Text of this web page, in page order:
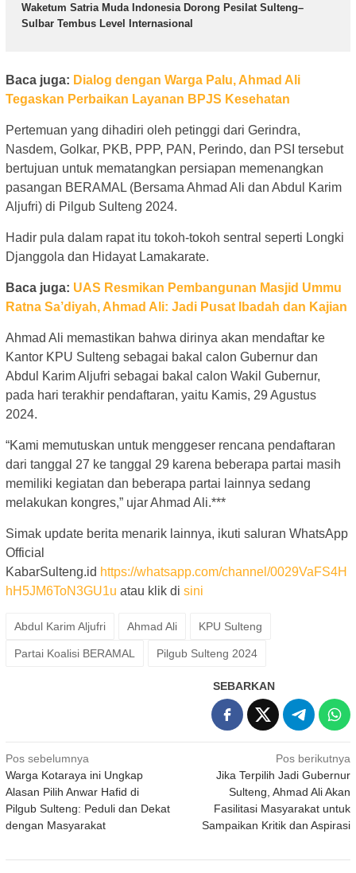
Waketum Satria Muda Indonesia Dorong Pesilat Sulteng–
Sulbar Tembus Level Internasional
Baca juga: Dialog dengan Warga Palu, Ahmad Ali
Tegaskan Perbaikan Layanan BPJS Kesehatan
Pertemuan yang dihadiri oleh petinggi dari Gerindra,
Nasdem, Golkar, PKB, PPP, PAN, Perindo, dan PSI tersebut
bertujuan untuk mematangkan persiapan memenangkan
pasangan BERAMAL (Bersama Ahmad Ali dan Abdul Karim
Aljufri) di Pilgub Sulteng 2024.
Hadir pula dalam rapat itu tokoh-tokoh sentral seperti Longki
Djanggola dan Hidayat Lamakarate.
Baca juga: UAS Resmikan Pembangunan Masjid Ummu
Ratna Sa’diyah, Ahmad Ali: Jadi Pusat Ibadah dan Kajian
Ahmad Ali memastikan bahwa dirinya akan mendaftar ke
Kantor KPU Sulteng sebagai bakal calon Gubernur dan
Abdul Karim Aljufri sebagai bakal calon Wakil Gubernur,
pada hari terakhir pendaftaran, yaitu Kamis, 29 Agustus
2024.
“Kami memutuskan untuk menggeser rencana pendaftaran
dari tanggal 27 ke tanggal 29 karena beberapa partai masih
memiliki kegiatan dan beberapa partai lainnya sedang
melakukan kongres,” ujar Ahmad Ali.***
Simak update berita menarik lainnya, ikuti saluran WhatsApp
Official
KabarSulteng.id https://whatsapp.com/channel/0029VaFS4H
hH5JM6ToN3GU1u atau klik di sini
Abdul Karim Aljufri Ahmad Ali KPU Sulteng
Partai Koalisi BERAMAL Pilgub Sulteng 2024
SEBARKAN
Navigasi
pos
Pos sebelumnya
Warga Kotaraya ini Ungkap
Alasan Pilih Anwar Hafid di
Pilgub Sulteng: Peduli dan Dekat
dengan Masyarakat
Pos berikutnya
Jika Terpilih Jadi Gubernur
Sulteng, Ahmad Ali Akan
Fasilitasi Masyarakat untuk
Sampaikan Kritik dan Aspirasi